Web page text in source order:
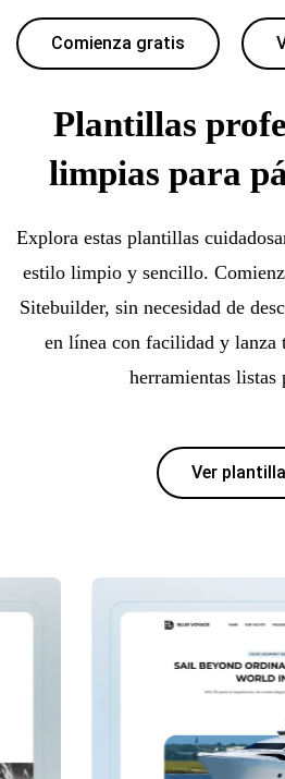
Comienza gratis
Plantillas
limpias para
Explora estas plantillas
estilo limpio y sencillo.
Sitebuilder, sin necesidad de
en línea con facilidad y lanza
herramientas listas
Ver